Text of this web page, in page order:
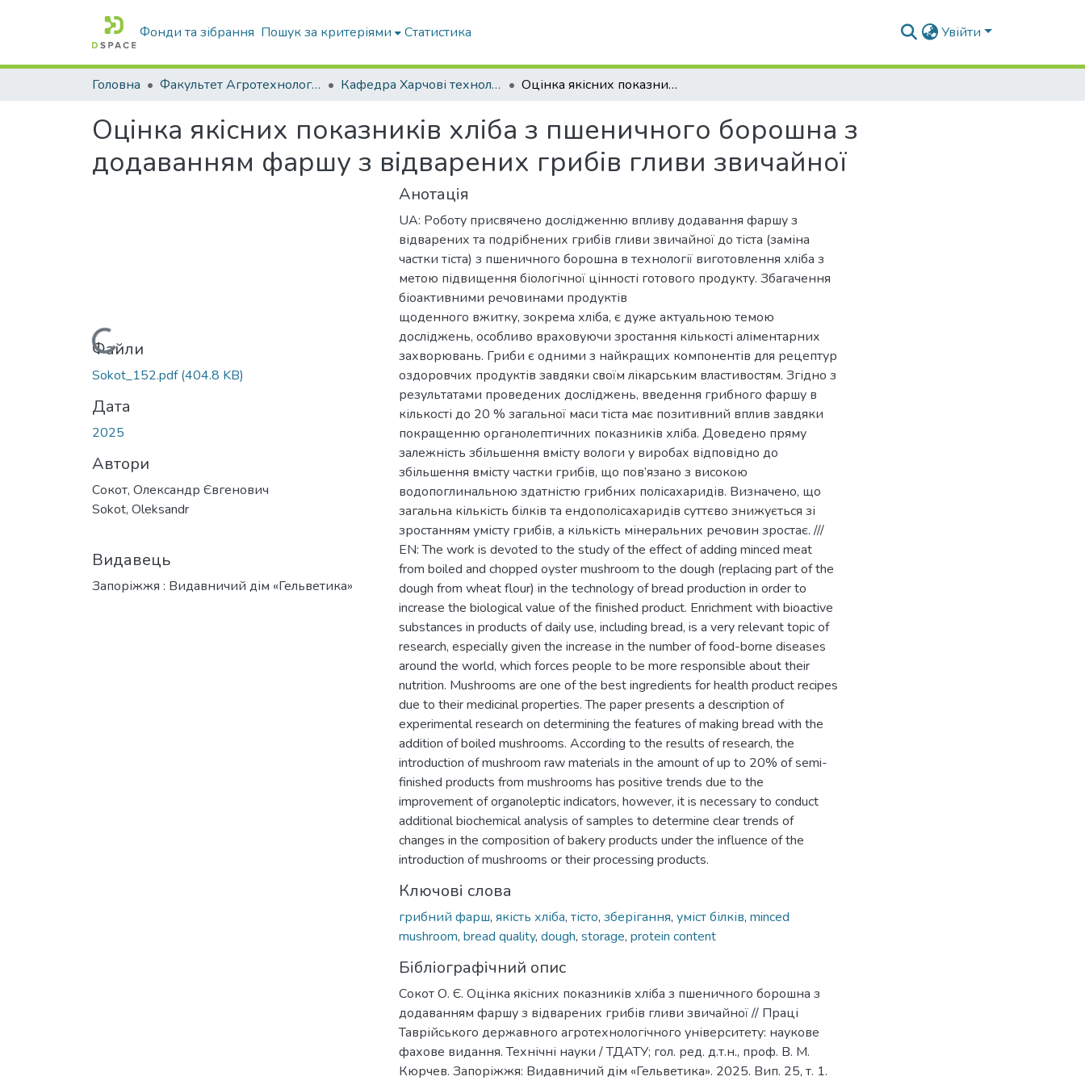
Фонди та зібрання Пошук за критеріями Статистика Увійти
Головна Факультет Агротехнологій та екології Кафедра Харчові технологіі та готельно-ресторанна справа Оцінка якісних показників хліба з пшеничного борошна з додаванням фаршу з відварених грибів гливи звичайної
Оцінка якісних показників хліба з пшеничного борошна з
додаванням фаршу з відварених грибів гливи звичайної
Вантажиться...
Файли
Sokot_152.pdf(404.8 KB)
Дата
2025
Автори
Сокот, Олександр Євгенович
Sokot, Oleksandr
Видавець
Запоріжжя : Видавничий дім «Гельветика»
Анотація
UA: Роботу присвячено дослідженню впливу додавання фаршу з
відварених та подрібнених грибів гливи звичайної до тіста (заміна
частки тіста) з пшеничного борошна в технології виготовлення хліба з
метою підвищення біологічної цінності готового продукту. Збагачення
біоактивними речовинами продуктів
щоденного вжитку, зокрема хліба, є дуже актуальною темою
досліджень, особливо враховуючи зростання кількості аліментарних
захворювань. Гриби є одними з найкращих компонентів для рецептур
оздоровчих продуктів завдяки своїм лікарським властивостям. Згідно з
результатами проведених досліджень, введення грибного фаршу в
кількості до 20 % загальної маси тіста має позитивний вплив завдяки
покращенню органолептичних показників хліба. Доведено пряму
залежність збільшення вмісту вологи у виробах відповідно до
збільшення вмісту частки грибів, що пов’язано з високою
водопоглинальною здатністю грибних полісахаридів. Визначено, що
загальна кількість білків та ендополісахаридів суттєво знижується зі
зростанням умісту грибів, а кількість мінеральних речовин зростає. ///
EN: The work is devoted to the study of the effect of adding minced meat
from boiled and chopped oyster mushroom to the dough (replacing part of the
dough from wheat flour) in the technology of bread production in order to
increase the biological value of the finished product. Enrichment with bioactive
substances in products of daily use, including bread, is a very relevant topic of
research, especially given the increase in the number of food-borne diseases
around the world, which forces people to be more responsible about their
nutrition. Mushrooms are one of the best ingredients for health product recipes
due to their medicinal properties. The paper presents a description of
experimental research on determining the features of making bread with the
addition of boiled mushrooms. According to the results of research, the
introduction of mushroom raw materials in the amount of up to 20% of semi-
finished products from mushrooms has positive trends due to the
improvement of organoleptic indicators, however, it is necessary to conduct
additional biochemical analysis of samples to determine clear trends of
changes in the composition of bakery products under the influence of the
introduction of mushrooms or their processing products.
Ключові слова
грибний фарш, якість хліба, тісто, зберігання, уміст білків, minced
mushroom, bread quality, dough, storage, protein content
Бібліографічний опис
Сокот О. Є. Оцінка якісних показників хліба з пшеничного борошна з
додаванням фаршу з відварених грибів гливи звичайної // Праці
Таврійського державного агротехнологічного університету: наукове
фахове видання. Технічні науки / ТДАТУ; гол. ред. д.т.н., проф. В. М.
Кюрчев. Запоріжжя: Видавничий дім «Гельветика». 2025. Вип. 25, т. 1.